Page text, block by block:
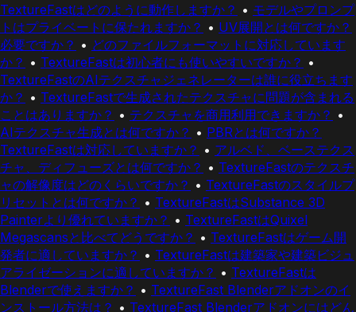
TextureFastはどのように動作しますか？ • モデルやプロンプ
トはプライベートに保たれますか？ • UV展開とは何ですか？
必要ですか？ • どのファイルフォーマットに対応しています
か？ • TextureFastは初心者にも使いやすいですか？ •
TextureFastのAIテクスチャジェネレーターは誰に役立ちます
か？ • TextureFastで生成されたテクスチャに問題が含まれる
ことはありますか？ • テクスチャを商用利用できますか？ •
AIテクスチャ生成とは何ですか？ • PBRとは何ですか？
TextureFastは対応していますか？ • アルベド、ベーステクス
チャ、ディフューズとは何ですか？ • TextureFastのテクスチ
ャの解像度はどのくらいですか？ • TextureFastのスタイルプ
リセットとは何ですか？ • TextureFastはSubstance 3D
Painterより優れていますか？ • TextureFastはQuixel
Megascansと比べてどうですか？ • TextureFastはゲーム開
発者に適していますか？ • TextureFastは建築家や建築ビジュ
アライゼーションに適していますか？ • TextureFastは
Blenderで使えますか？ • TextureFast Blenderアドオンのイ
ンストール方法は？ • TextureFast Blenderアドオンにはどん